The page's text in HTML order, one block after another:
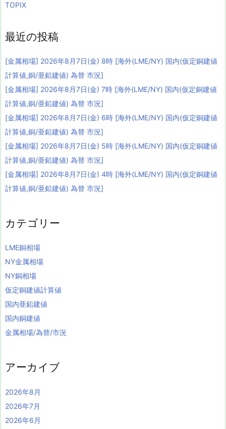
TOPIX
最近の投稿
[金属相場] 2026年8月7日(金) 8時 [海外(LME/NY) 国内(仮定銅建値
計算値,銅/亜鉛建値) 為替 市況]
[金属相場] 2026年8月7日(金) 7時 [海外(LME/NY) 国内(仮定銅建値
計算値,銅/亜鉛建値) 為替 市況]
[金属相場] 2026年8月7日(金) 6時 [海外(LME/NY) 国内(仮定銅建値
計算値,銅/亜鉛建値) 為替 市況]
[金属相場] 2026年8月7日(金) 5時 [海外(LME/NY) 国内(仮定銅建値
計算値,銅/亜鉛建値) 為替 市況]
[金属相場] 2026年8月7日(金) 4時 [海外(LME/NY) 国内(仮定銅建値
計算値,銅/亜鉛建値) 為替 市況]
カテゴリー
LME銅相場
NY金属相場
NY銅相場
仮定銅建値計算値
国内亜鉛建値
国内銅建値
金属相場/為替/市況
アーカイブ
2026年8月
2026年7月
2026年6月